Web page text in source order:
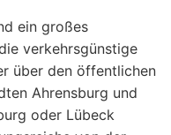
ein großes
verkehrsgünstige
über den öffentlichen
Ahrensburg und
oder Lübeck